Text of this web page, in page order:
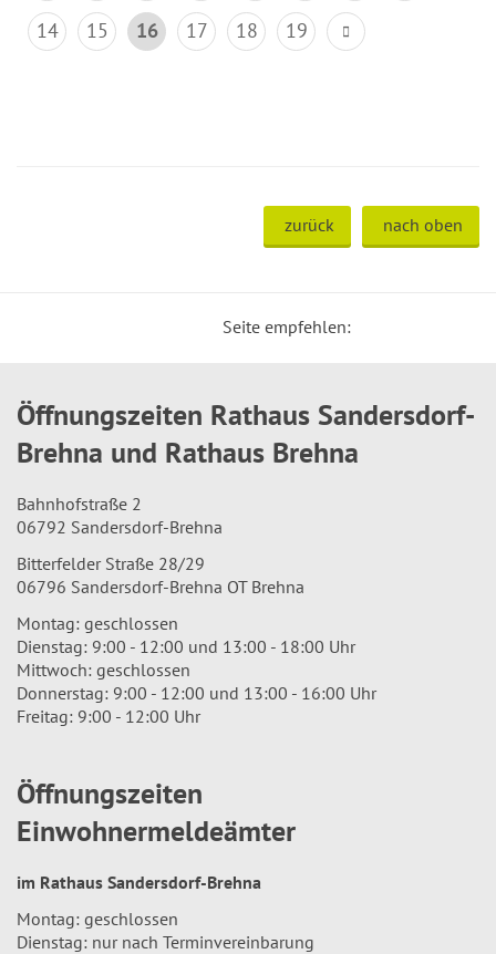
14
15 16 17 18 19
zurück nach oben
Seite empfehlen:
Öffnungszeiten Rathaus Sandersdorf-
Brehna und Rathaus Brehna
Bahnhofstraße 2
06792 Sandersdorf-Brehna
Bitterfelder Straße 28/29
06796 Sandersdorf-Brehna OT Brehna
Montag: geschlossen
Dienstag: 9:00 - 12:00 und 13:00 - 18:00 Uhr
Mittwoch: geschlossen
Donnerstag: 9:00 - 12:00 und 13:00 - 16:00 Uhr
Freitag: 9:00 - 12:00 Uhr
Öffnungszeiten
Einwohnermeldeämter
im Rathaus Sandersdorf-Brehna
Montag: geschlossen
Dienstag: nur nach Terminvereinbarung